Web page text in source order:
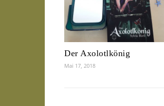
Der Axolotlkönig
Mai 17, 2018